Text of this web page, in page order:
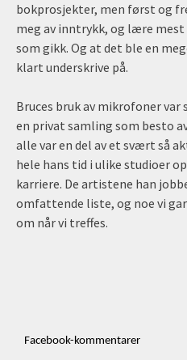
bokprosjekter, men først og
meg av inntrykk, og lære mest
som gikk. Og at det ble en
klart underskrive på.
Bruces bruk av mikrofoner
en privat samling som besto
alle var en del av et svært så
hele hans tid i ulike studioer
karriere. De artistene han
omfattende liste, og noe vi
om når vi treffes.
Facebook-kommentarer